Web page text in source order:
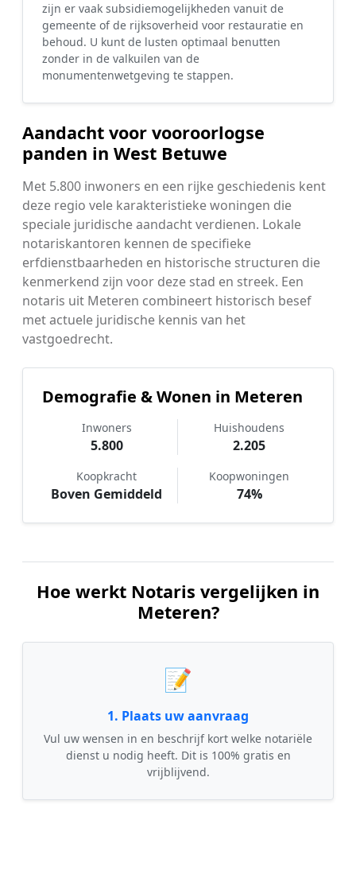
zijn er vaak subsidiemogelijkheden vanuit de
gemeente of de rijksoverheid voor restauratie en
behoud. U kunt de lusten optimaal benutten
zonder in de valkuilen van de
monumentenwetgeving te stappen.
Aandacht voor vooroorlogse
panden in West Betuwe
Met 5.800 inwoners en een rijke geschiedenis kent
deze regio vele karakteristieke woningen die
speciale juridische aandacht verdienen. Lokale
notariskantoren kennen de specifieke
erfdienstbaarheden en historische structuren die
kenmerkend zijn voor deze stad en streek. Een
notaris uit Meteren combineert historisch besef
met actuele juridische kennis van het
vastgoedrecht.
Demografie & Wonen in Meteren
Inwoners
5.800
Huishoudens
2.205
Koopkracht
Boven Gemiddeld
Koopwoningen
74%
Hoe werkt Notaris vergelijken in
Meteren?
📝
1. Plaats uw aanvraag
Vul uw wensen in en beschrijf kort welke notariële
dienst u nodig heeft. Dit is 100% gratis en
vrijblijvend.